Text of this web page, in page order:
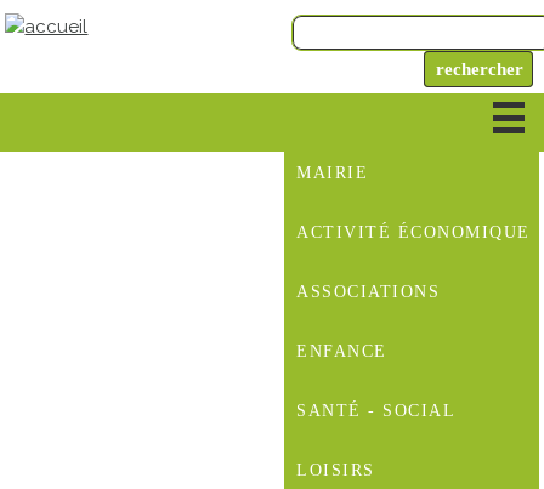
MAIRIE
ACTIVITÉ ÉCONOMIQUE
ASSOCIATIONS
ENFANCE
SANTÉ - SOCIAL
LOISIRS